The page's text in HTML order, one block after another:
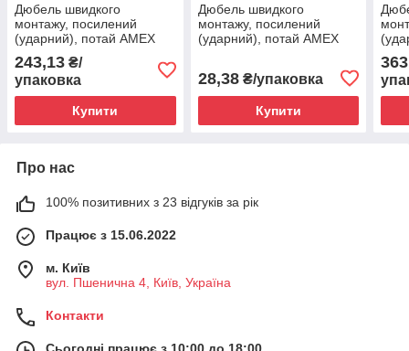
Дюбель швидкого
монтажу, посилений
(ударний), потай AMEX
243,13 ₴/
упаковка
Купити
Дюбель швидкого
монтажу, посилений
(ударний), потай AMEX
28,38₴/упаковка
Купити
Про нас
100% позитивних з 23 відгуків за рік
Працює з 15.06.2022
м. Київ
вул. Пшенична 4, Київ, Україна
Контакти
Сьогодні працює з 10:00 до 18:00